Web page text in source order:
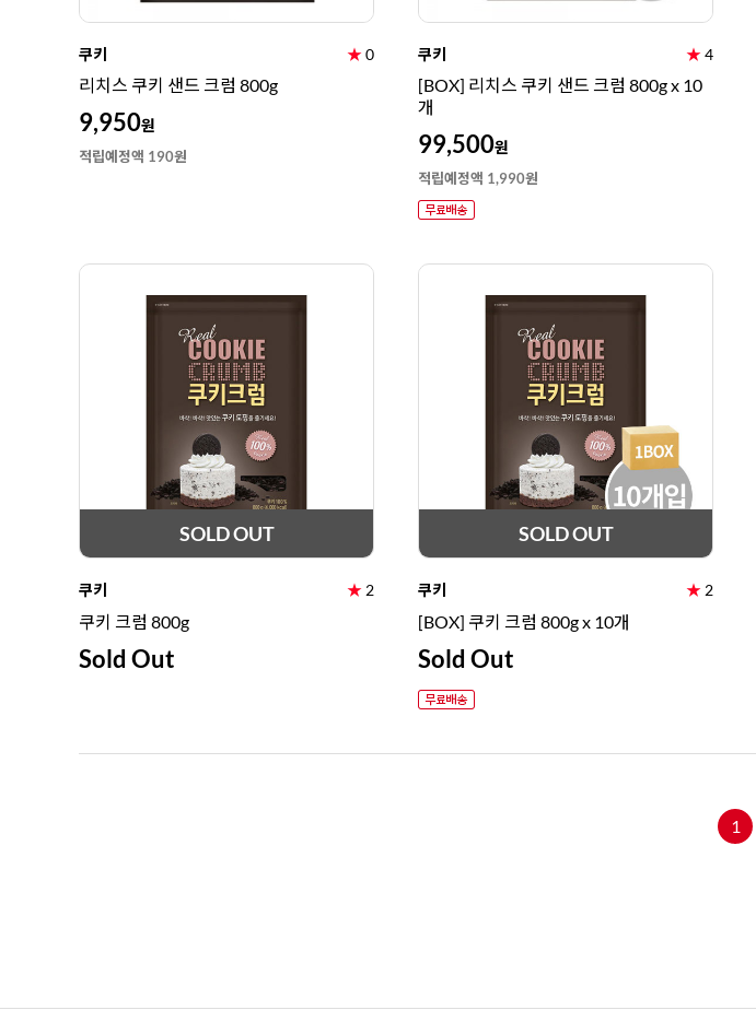
쿠키 ★0
리치스 쿠키 샌드 크럼 800g
9,950원
적립예정액 190원
쿠키 ★4
[BOX] 리치스 쿠키 샌드 크럼 800g x 10
개
99,500원
적립예정액 1,990원
SOLD OUT
쿠키 ★ 2
쿠키 크럼 800g
Sold Out
SOLD OUT
쿠키 ★ 2
[BOX] 쿠키 크럼 800g x 10개
Sold Out
1